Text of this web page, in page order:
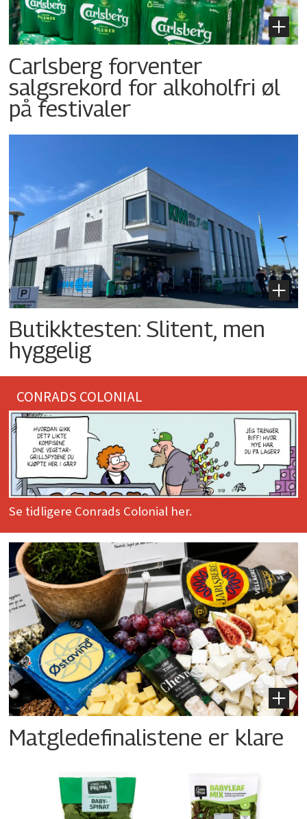
Carlsberg forventer
salgsrekord for alkoholfri øl
på festivaler
Butikktesten: Slitent, men
hyggelig
CONRADS COLONIAL
Se tidligere Conrads Colonial her.
Matgledefinalistene er klare